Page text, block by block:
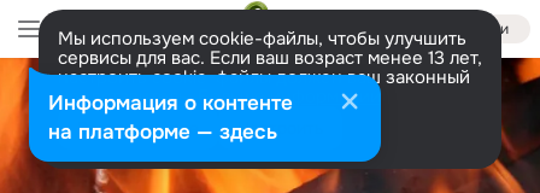
Войти
Мы используем cookie-файлы, чтобы улучшить
сервисы для вас. Если ваш возраст менее 13 лет,
настроить cookie-файлы должен ваш законный
представитель. Больше информации
Разрешить все Настроить
Информация о контенте
на платформе — здесь